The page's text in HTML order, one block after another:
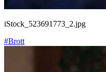
iStock_523691773_2.jpg
#Brott